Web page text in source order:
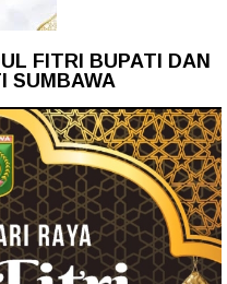
FITRI BUPATI DAN
SUMBAWA